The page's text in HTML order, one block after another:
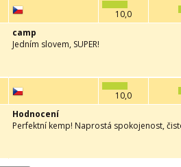
10,0
camp
Jedním slovem, SUPER!
10,0
Hodnocení
Perfektní kemp! Naprostá spokojenost,